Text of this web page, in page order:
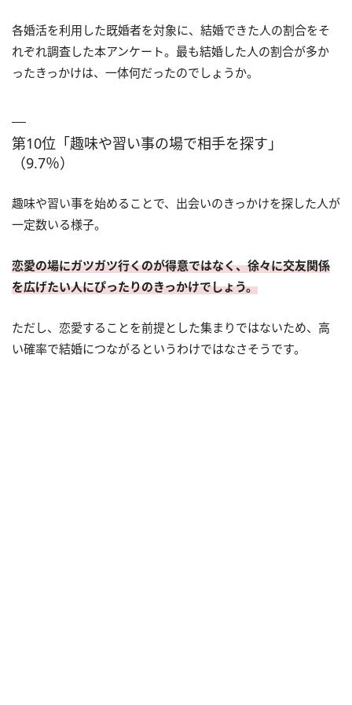
各婚活を利用した既婚者を対象に、結婚できた人の割合をそ
れぞれ調査した本アンケート。最も結婚した人の割合が多か
ったきっかけは、一体何だったのでしょうか。
第10位「趣味や習い事の場で相手を探す」
（9.7％）
趣味や習い事を始めることで、出会いのきっかけを探した人が
一定数いる様子。
恋愛の場にガツガツ行くのが得意ではなく、徐々に交友関係
を広げたい人にぴったりのきっかけでしょう。
ただし、恋愛することを前提とした集まりではないため、高
い確率で結婚につながるというわけではなさそうです。